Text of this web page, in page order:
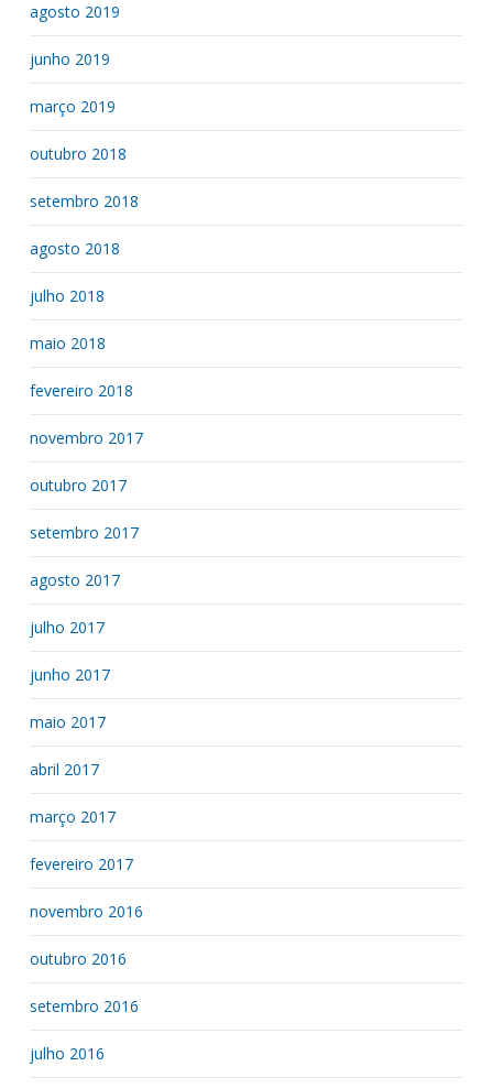
agosto 2019
junho 2019
março 2019
outubro 2018
setembro 2018
agosto 2018
julho 2018
maio 2018
fevereiro 2018
novembro 2017
outubro 2017
setembro 2017
agosto 2017
julho 2017
junho 2017
maio 2017
abril 2017
março 2017
fevereiro 2017
novembro 2016
outubro 2016
setembro 2016
julho 2016